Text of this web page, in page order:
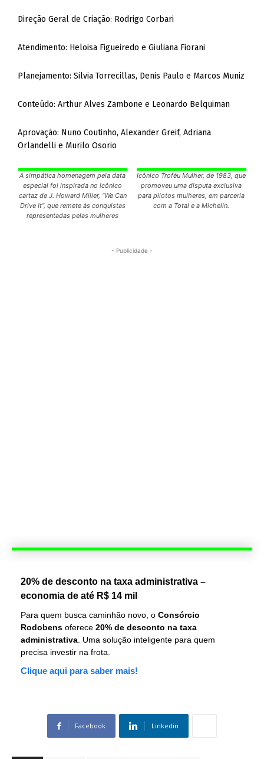
Direção Geral de Criação: Rodrigo Corbari
Atendimento: Heloisa Figueiredo e Giuliana Fiorani
Planejamento: Silvia Torrecillas, Denis Paulo e Marcos Muniz
Conteúdo: Arthur Alves Zambone e Leonardo Belquiman
Aprovação: Nuno Coutinho, Alexander Greif, Adriana
Orlandelli e Murilo Osorio
A simpática homenagem pela data
especial foi inspirada no icônico
cartaz de J. Howard Miller, “We Can
Drive It”, que remete às conquistas
representadas pelas mulheres
Icônico Troféu Mulher, de 1983, que
promoveu uma disputa exclusiva
para pilotos mulheres, em parceria
com a Total e a Michelin.
- Publicidade -
20% de desconto na taxa administrativa –
economia de até R$ 14 mil
Para quem busca caminhão novo, o Consórcio
Rodobens oferece 20% de desconto na taxa
administrativa . Uma solução inteligente para quem
precisa investir na frota.
Clique aqui para saber mais!
Facebook Linkedin